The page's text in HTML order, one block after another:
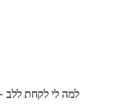
Lama Li Lakachat Lalev - למה לי לקחת ללב